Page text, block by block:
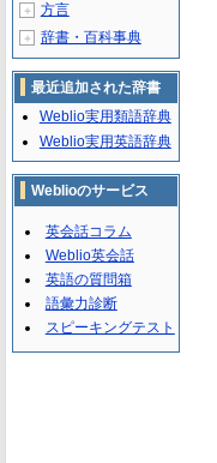
＋ 方言
＋ 辞書・百科事典
最近追加された辞書
Weblio実用類語辞典
Weblio実用英語辞典
Weblioのサービス
英会話コラム
Weblio英会話
英語の質問箱
語彙力診断
スピーキングテスト